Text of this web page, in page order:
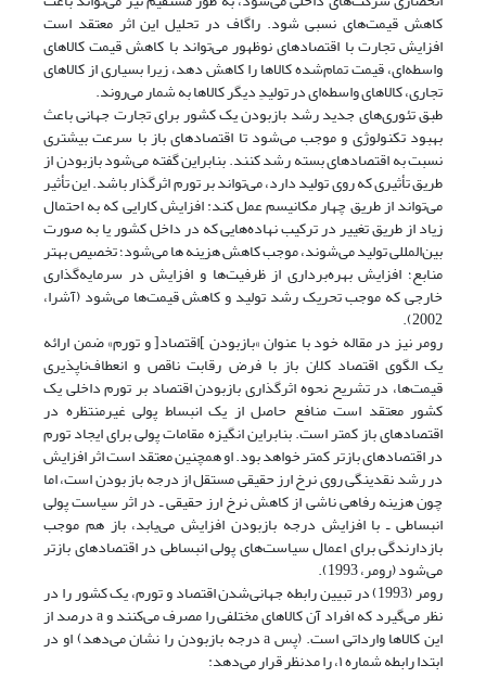
کاهش قیمت‌های نسبی شود. راگاف در تحلیل این اثر معتقد است
افزایش تجارت با اقتصادهای نوظهور می‌تواند با کاهش قیمت کالاهای
واسطه‌ای، قیمت تمام‌شده کالاها را کاهش دهد، زیرا بسیاری از کالاهای
تجاری، کالاهای واسطه‌ای در تولیدِ دیگر کالاها به شمار می‌روند.
طبق تئوری‌های جدید رشد بازبودن یک کشور برای تجارت جهانی باعث
بهبود تکنولوژی و موجب می‌شود تا اقتصادهای باز با سرعت بیشتری
نسبت به اقتصادهای بسته رشد کنند. بنابراین گفته می‌شود بازبودن از
طریق تأثیری که روی تولید دارد، می‌تواند بر تورم اثرگذار باشد. این تأثیر
می‌تواند از طریق چهار مکانیسم عمل کند: افزایش کارایی که به احتمال
زیاد از طریق تغییر در ترکیب نهاده‌هایی که در داخل کشور یا به صورت
بین‌المللی تولید می‌شوند، موجب کاهش هزینه ها می‌شود؛ تخصیص بهتر
منابع؛ افزایش بهره‌برداری از ظرفیت‌ها و افزایش در سرمایه‌گذاری
خارجی که موجب تحریک رشد تولید و کاهش قیمت‌ها می‌شود (آشرا،
2002).
رومر نیز در مقاله خود با عنوان »بازبودن ]اقتصاد[ و تورم» ضمن ارائه
یک الگوی اقتصاد کلان باز با فرض رقابت ناقص و انعطاف‌ناپذیری
قیمت‌ها، در تشریح نحوه اثر‌گذاری باز‌بودن اقتصاد بر تورم داخلی یک
کشور معتقد است منافع حاصل از یک انبساط پولی غیرمنتظره در
اقتصادهای باز کمتر است. بنابراین انگیزه مقامات پولی برای ایجاد تورم
در اقتصادهای بازتر کمتر خواهد بود. او همچنین معتقد است اثر افزایش
در رشد نقدینگی روی نرخ ارز حقیقی مستقل از درجه باز بودن است، اما
چون هزینه رفاهی ناشی از کاهش نرخ ارز حقیقی ـ در اثر سیاست پولی
انبساطی ـ با افزایش درجه بازبودن افزایش می‌یابد، باز هم موجب
بازدارندگی برای اعمال سیاست‌های پولی انبساطی در اقتصادهای بازتر
می‌شود (رومر، 1993).
رومر (1993) در تبیین رابطه جهانی‌شدن اقتصاد و تورم، یک کشور را در
نظر می‌گیرد که افراد آن کالاهای مختلفی را مصرف می‌کنند و a درصد از
این کالاها وارداتی است. (پس a درجه بازبودن را نشان می‌دهد) او در
ابتدا رابطه شماره ۱، را مدنظر قرار می‌دهد: